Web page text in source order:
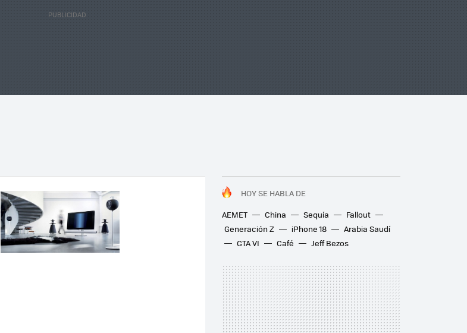
HOY SE HABLA DE
AEMET
China Sequía
Fallout
Generación Z
iPhone 18
Arabia Saudí
GTA VI
Café Jeff Bezos